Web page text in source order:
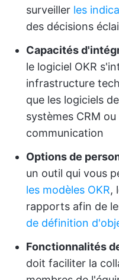
surveiller les
des décisions
Capacités
le logiciel OKR
infrastructure
que les logiciels
systèmes CRM
communication
Options de
un outil qui vous
les modèles OKR,
rapports afin de
de définition
Fonctionnalités
doit faciliter la